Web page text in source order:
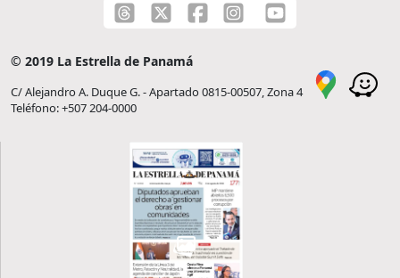
© 2019 La Estrella de Panamá
C/ Alejandro A. Duque G. - Apartado 0815-00507, Zona 4
Teléfono: +507 204-0000